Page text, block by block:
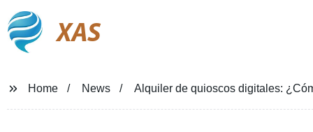
XAS
Home News Alquiler de quioscos digitales: